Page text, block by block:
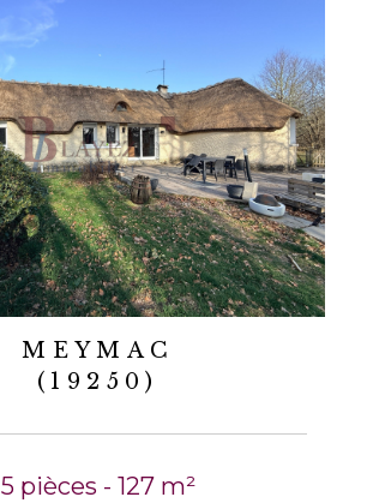
MEYMAC
(19250)
5 pièces - 127 m²